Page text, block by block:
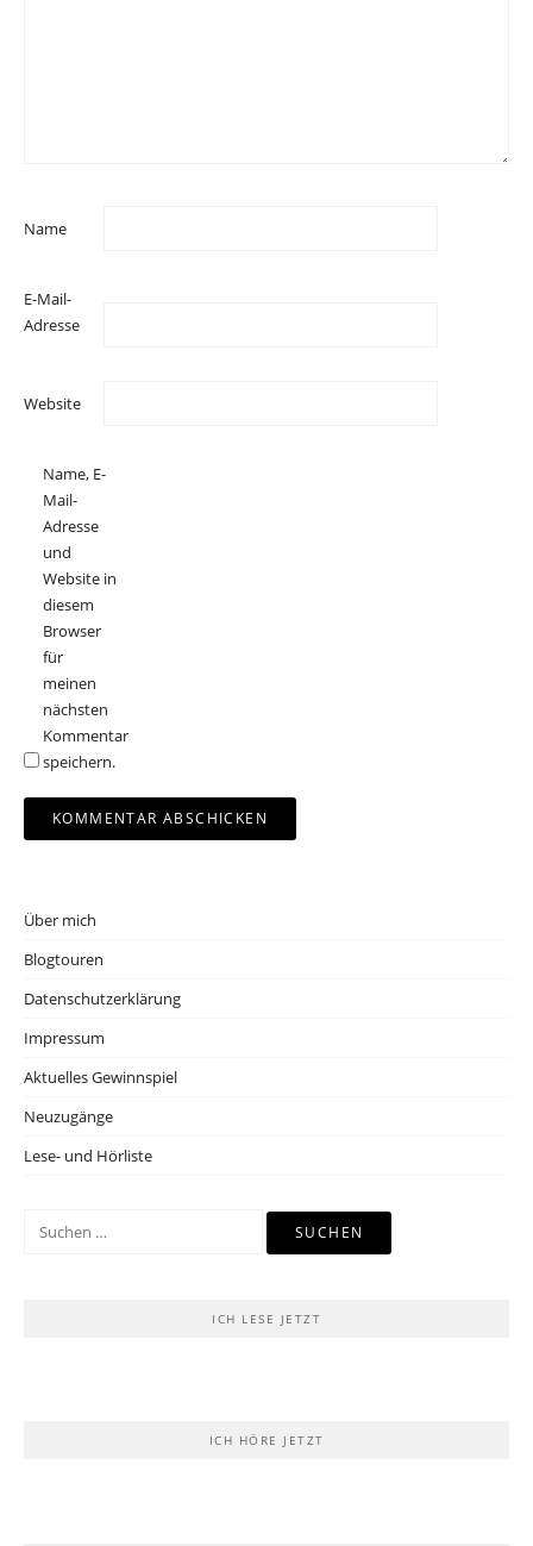
Name
E-Mail-
Adresse
Website
Name, E-
Mail-
Adresse
und
Website in
diesem
Browser
für
meinen
nächsten
Kommentar
speichern.
Über mich
Blogtouren
Datenschutzerklärung
Impressum
Aktuelles Gewinnspiel
Neuzugänge
Lese- und Hörliste
Suchen
ICH LESE JETZT
ICH HÖRE JETZT